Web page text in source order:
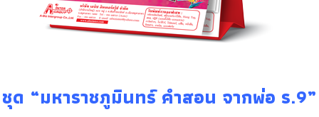
ชุด “มหาราชภูมินทร์ คำสอน จากพ่อ ร.9”